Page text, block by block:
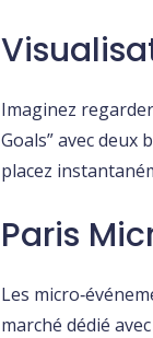
Imaginez
Goals” avec deux
placez
Paris
Les
marché dédié